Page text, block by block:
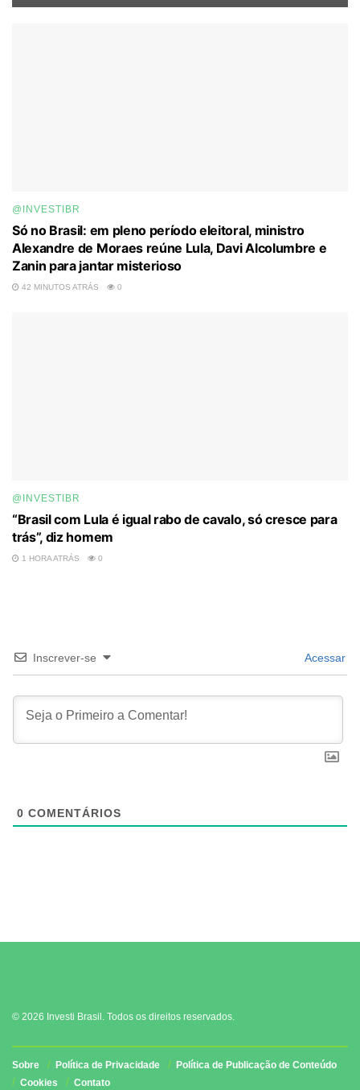
@INVESTIBR
Só no Brasil: em pleno período eleitoral, ministro
Alexandre de Moraes reúne Lula, Davi Alcolumbre e
Zanin para jantar misterioso
42 MINUTOS ATRÁS 0
@INVESTIBR
“Brasil com Lula é igual rabo de cavalo, só cresce para
trás”, diz homem
1 HORA ATRÁS 0
Inscrever-se Acessar
0 COMENTÁRIOS
© 2026 Investi Brasil. Todos os direitos reservados.
Sobre Política de Privacidade
Política de Publicação de Conteúdo
Cookies
Contato